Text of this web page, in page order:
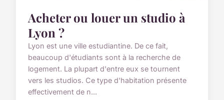
Acheter ou louer un studio à
Lyon ?
Lyon est une ville estudiantine. De ce fait,
beaucoup d'étudiants sont à la recherche de
logement. La plupart d'entre eux se tournent
vers les studios. Ce type d'habitation présente
effectivement de n...